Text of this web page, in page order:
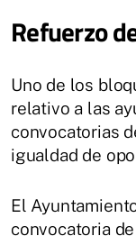
Refuerzo
Uno de los
relativo a las
convocatorias
igualdad de
El
convocatoria de